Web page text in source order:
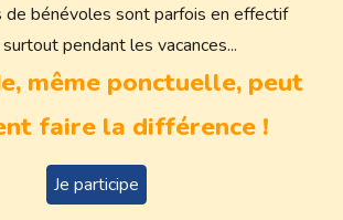
de bénévoles sont parfois en effectif
pendant les vacances...
même ponctuelle, peut
faire la différence !
Je participe